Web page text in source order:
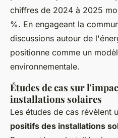
chiffres de 2024 à 2025
%. En engageant la
discussions autour de
positionne comme un
environnementale.
Études de cas sur
installations solaires
Les études de cas révèlent
positifs des installations